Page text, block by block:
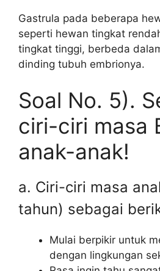
Gastrula pada beberapa
seperti hewan tingkat
tingkat tinggi, berbeda
dinding tubuh embrionya.
Soal No. 5).
ciri-ciri masa
anak-anak!
a. Ciri-ciri masa
tahun) sebagai
Mulai berpikir untuk
dengan lingkungan